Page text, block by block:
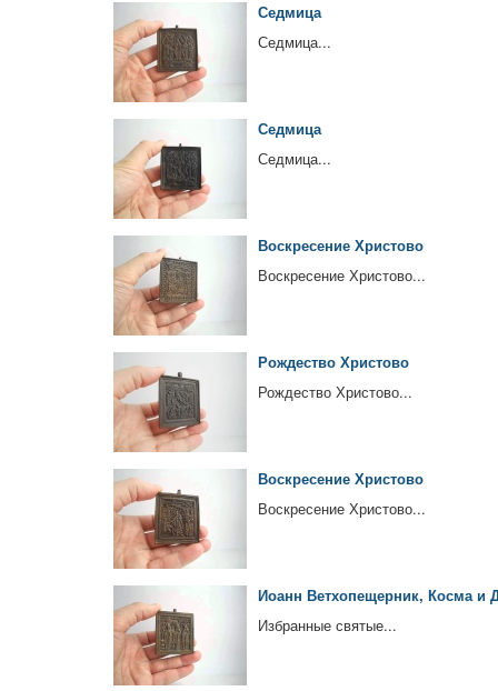
Седмица
Седмица...
Седмица
Седмица...
Воскресение Христово
Воскресение Христово...
Рождество Христово
Рождество Христово...
Воскресение Христово
Воскресение Христово...
Иоанн Ветхопещерник, Косма и
Избранные святые...